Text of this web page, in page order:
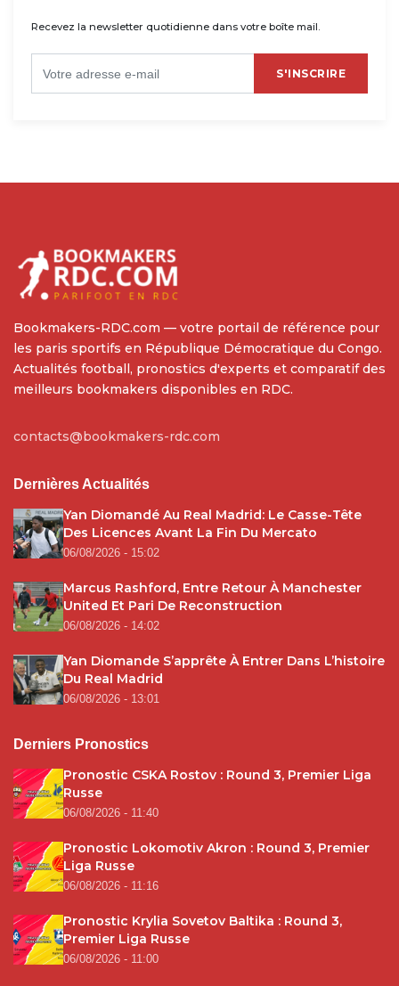
Recevez la newsletter quotidienne dans votre boîte mail.
S'INSCRIRE
Bookmakers-RDC.com — votre portail de référence pour
les paris sportifs en République Démocratique du Congo.
Actualités football, pronostics d'experts et comparatif des
meilleurs bookmakers disponibles en RDC.
contacts@bookmakers-rdc.com
Dernières Actualités
Yan Diomandé Au Real Madrid: Le Casse-Tête
Des Licences Avant La Fin Du Mercato
06/08/2026 - 15:02
Marcus Rashford, Entre Retour À Manchester
United Et Pari De Reconstruction
06/08/2026 - 14:02
Yan Diomande S’apprête À Entrer Dans L’histoire
Du Real Madrid
06/08/2026 - 13:01
Derniers Pronostics
Pronostic CSKA Rostov : Round 3, Premier Liga
Russe
06/08/2026 - 11:40
Pronostic Lokomotiv Akron : Round 3, Premier
Liga Russe
06/08/2026 - 11:16
Pronostic Krylia Sovetov Baltika : Round 3,
Premier Liga Russe
06/08/2026 - 11:00